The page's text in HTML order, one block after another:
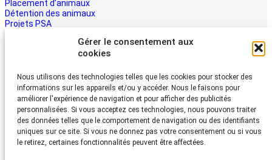
Gérer le consentement aux
cookies
Nous utilisons des technologies telles que les cookies pour stocker des
informations sur les appareils et/ou y accéder. Nous le faisons pour
améliorer l'expérience de navigation et pour afficher des publicités
personnalisées. Si vous acceptez ces technologies, nous pouvons traiter
des données telles que le comportement de navigation ou des identifiants
uniques sur ce site. Si vous ne donnez pas votre consentement ou si vous
le retirez, certaines fonctionnalités peuvent être affectées.
Placement d’animaux
Détention des animaux
Projets PSA
Les animaux ont besoin d’aide – la vôtre aussi. Soutenez le travail
du Protection Suisse des Animaux PSA
Faire un don
Protection Suisse des Animaux PSA